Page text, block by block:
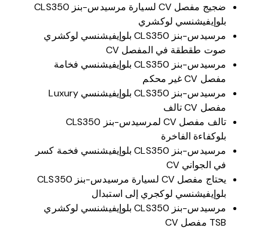
ضجيج مفصل CV لسيارة مرسيدس-بنز CLS350
بلوإيفيشنسي لوكشري
مرسيدس-بنز CLS350 بلوإيفيشنسي لوكشري
صوت طقطقة في المفصل CV
مرسيدس-بنز CLS350 بلوإيفيشنسي فخامة
مفصل CV غير محكم
مرسيدس-بنز CLS350 بلوإيفيشنسي Luxury
مفصل CV تالف
تالف مفصل CV لمرسيدس-بنز CLS350
بلوكفاءة الفاخرة
مرسيدس-بنز CLS350 بلوإيفيشنسي فخمة كسر
في الجواني CV
يحتاج مفصل CV لسيارة مرسيدس-بنز CLS350
بلوإيفيشنسي لوكجري إلى استبدال
مرسيدس-بنز CLS350 بلوإيفيشنسي لوكشري
TSB مفصل CV